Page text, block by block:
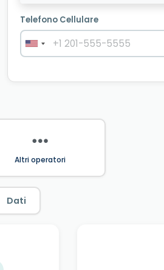
Telefono Cellulare
Altri operatori
Dati